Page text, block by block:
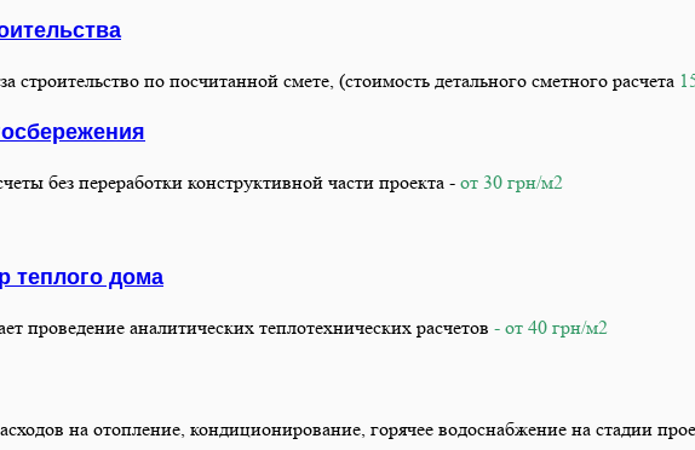
строительство по посчитанной смете, (стоимость детального сметного расчета
без переработки конструктивной части проекта - от 30 грн/м2
теплого дома
проведение аналитических теплотехнических расчетов - от 40 грн/м2
на отопление, кондиционирование, горячее водоснабжение на стадии